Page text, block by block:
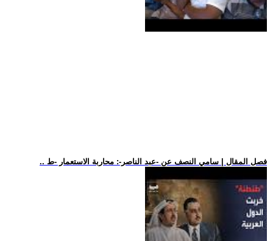
.. فصل المقال | سامي النصف عن -عبد الناصر-: محاربة الاستعمار -ط